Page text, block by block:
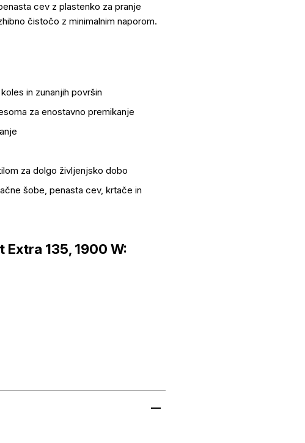
cev z plastenko za pranje
čistočo z minimalnim naporom.
in zunanjih površin
za enostavno premikanje
za dolgo življenjsko dobo
šobe, penasta cev, krtače in
135, 1900 W: